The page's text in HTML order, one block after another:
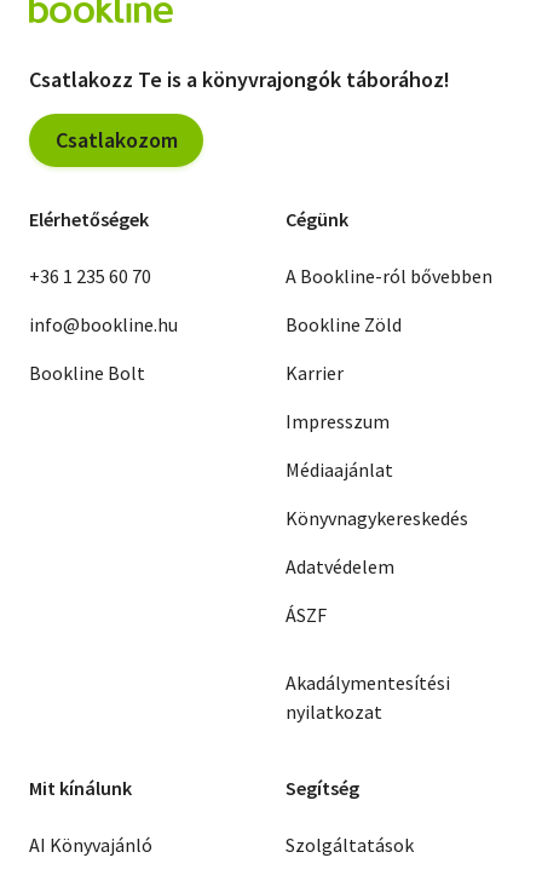
Csatlakozz Te is a könyvrajongók táborához!
Csatlakozom
Elérhetőségek
+36 1 235 60 70
info@bookline.hu
Bookline Bolt
Cégünk
A Bookline-ról bővebben
Bookline Zöld
Karrier
Impresszum
Médiaajánlat
Könyvnagykereskedés
Adatvédelem
ÁSZF
Akadálymentesítési
nyilatkozat
Mit kínálunk
AI Könyvajánló
Segítség
Szolgáltatások